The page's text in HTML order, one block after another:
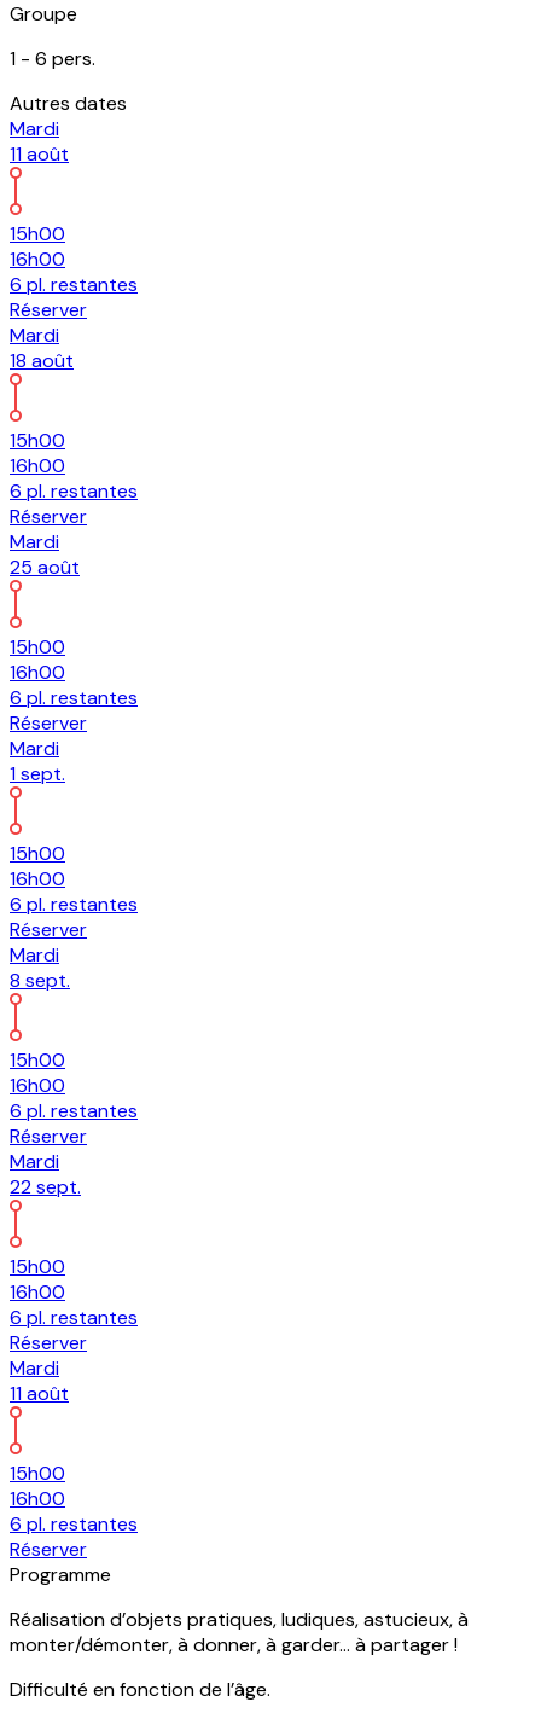
Groupe
1 - 6 pers.
Autres dates
Mardi
11août
15h00
16h00
6 pl. restantes
Réserver
Mardi
18 août
15h00
16h00
6 pl. restantes
Réserver
Mardi
25 août
15h00
16h00
6 pl. restantes
Réserver
Mardi
1sept.
15h00
16h00
6 pl. restantes
Réserver
Mardi
8 sept.
15h00
16h00
6 pl. restantes
Réserver
Mardi
22sept.
15h00
16h00
6 pl. restantes
Réserver
Mardi
11août
15h00
16h00
6 pl. restantes
Réserver
Programme
Réalisation d’objets pratiques, ludiques, astucieux, à
monter/démonter, à donner, à garder… à partager !
Difficulté en fonction de l’âge.